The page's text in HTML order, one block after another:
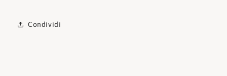
Condividi